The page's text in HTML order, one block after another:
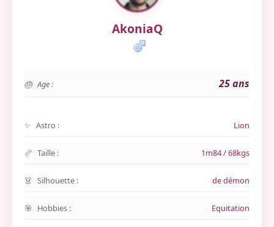
AkoniaQ
Age : 25 ans
Astro : Lion
Taille : 1m84 / 68kgs
Silhouette : de démon
Hobbies : Equitation